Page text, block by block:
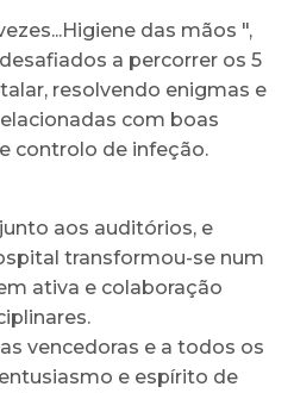
das mãos ",
a percorrer os 5
resolvendo enigmas e
com boas
controlo de infeção.
aos auditórios, e
transformou-se num
ativa e colaboração
vencedoras e a todos os
e espírito de